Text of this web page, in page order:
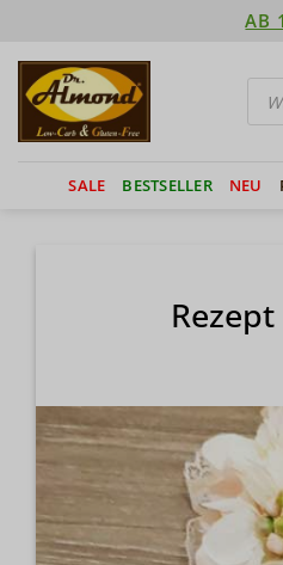
springen
AB
SALE BESTSELLER NEU